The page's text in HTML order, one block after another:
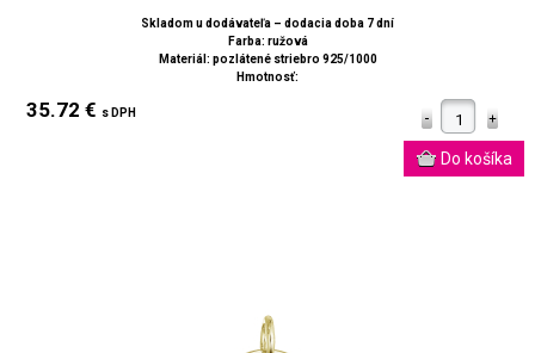
Skladom u dodávateľa – dodacia doba 7 dní
Farba: ružová
Materiál: pozlátené striebro 925/1000
Hmotnosť:
35.72 € s DPH